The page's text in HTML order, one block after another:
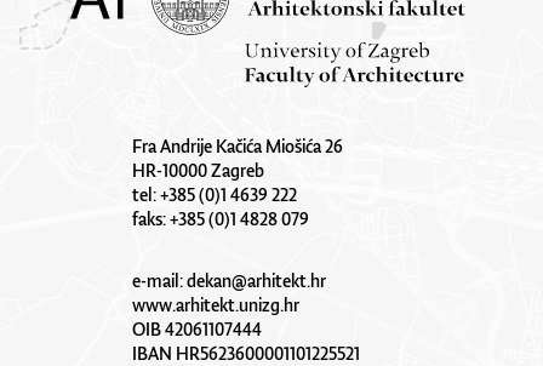
Fra Andrije Kačića Miošića 26
HR-10000 Zagreb
tel: +385 (0)1 4639 222
faks: +385 (0)1 4828 079
e-mail:dekan@arhitekt.hr
www.arhitekt.unizg.hr
OIB 42061107444
IBAN HR5623600001101225521